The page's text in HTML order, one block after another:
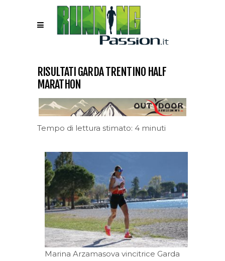
RISULTATI GARDA TRENTINO HALF
MARATHON
Tempo di lettura stimato: 4 minuti
Marina Arzamasova vincitrice Garda